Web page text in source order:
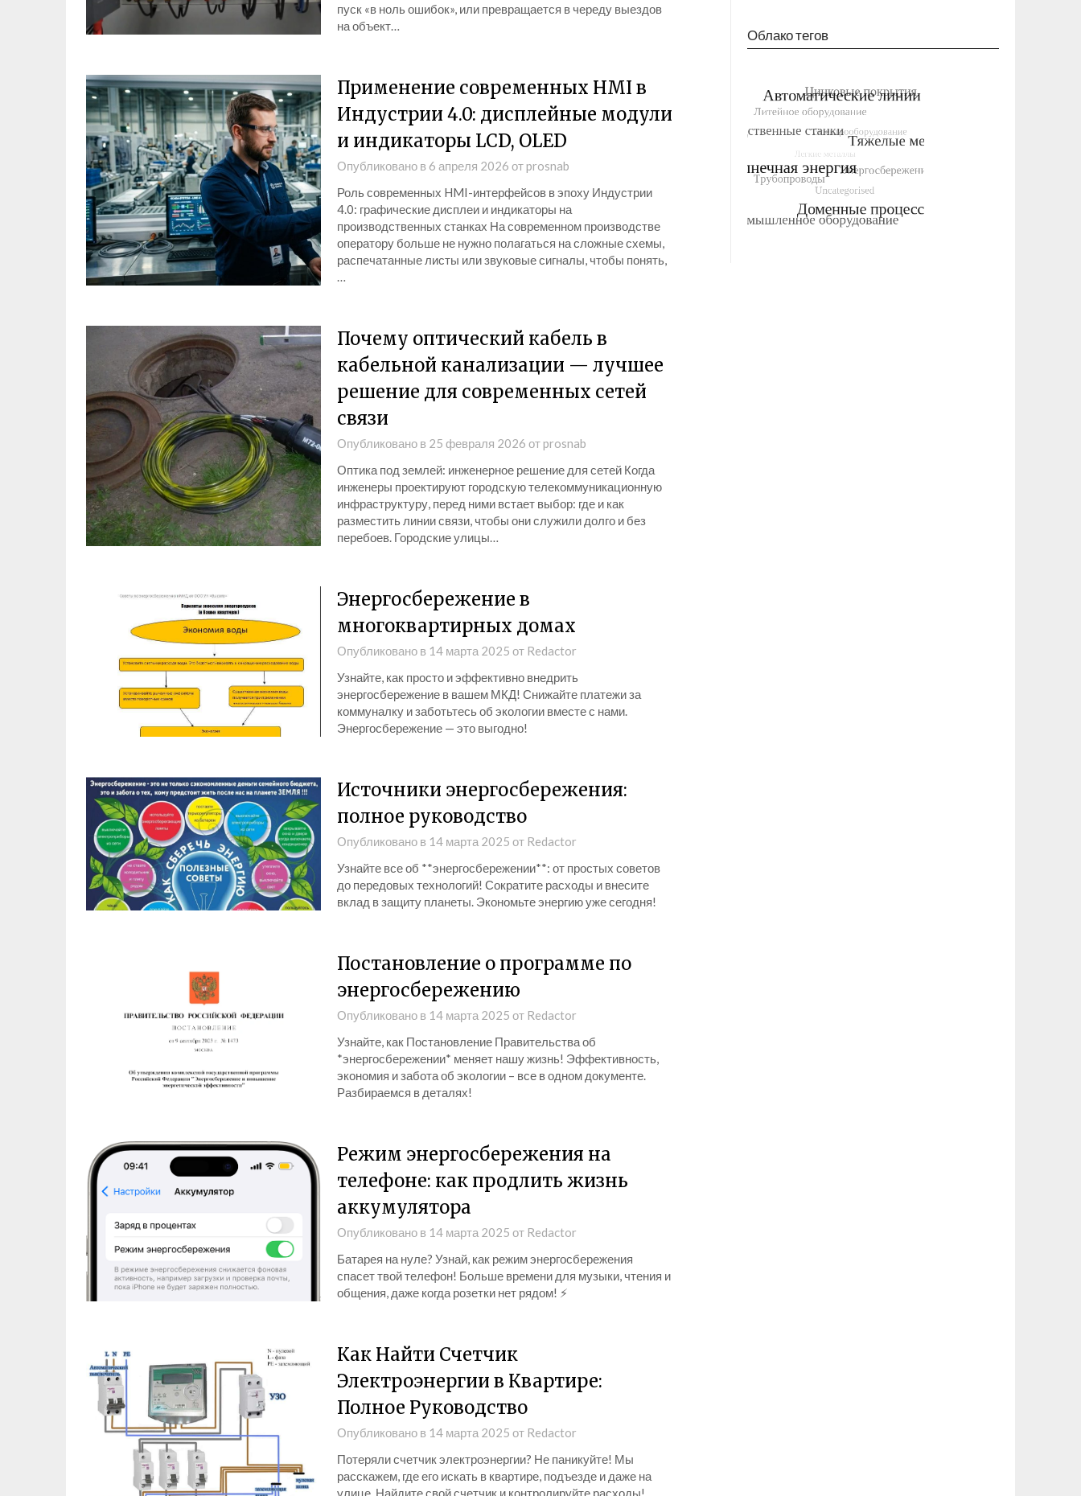
пуск «в ноль ошибок», или превращается в череду выездов
на объект…
Применение современных HMI в
Индустрии 4.0: дисплейные модули
и индикаторы LCD, OLED
Опубликовано в 6 апреля 2026 отprosnab
Роль современных HMI-интерфейсов в эпоху Индустрии
4.0: графические дисплеи и индикаторы на
производственных станках На современном производстве
оператору больше не нужно полагаться на сложные схемы,
распечатанные листы или звуковые сигналы, чтобы понять,
…
Почему оптический кабель в
кабельной канализации — лучшее
решение для современных сетей
связи
Опубликовано в 25 февраля 2026 отprosnab
Оптика под землей: инженерное решение для сетей Когда
инженеры проектируют городскую телекоммуникационную
инфраструктуру, перед ними встает выбор: где и как
разместить линии связи, чтобы они служили долго и без
перебоев. Городские улицы…
Энергосбережение в
многоквартирных домах
Опубликовано в 14 марта 2025 от Redactor
Узнайте, как просто и эффективно внедрить
энергосбережение в вашем МКД! Снижайте платежи за
коммуналку и заботьтесь об экологии вместе с нами.
Энергосбережение — это выгодно!
Источники энергосбережения:
полное руководство
Опубликовано в 14 марта 2025 от Redactor
Узнайте все об **энергосбережении**: от простых советов
до передовых технологий! Сократите расходы и внесите
вклад в защиту планеты. Экономьте энергию уже сегодня!
Постановление о программе по
энергосбережению
Опубликовано в 14 марта 2025 от Redactor
Узнайте, как Постановление Правительства об
*энергосбережении* меняет нашу жизнь! Эффективность,
экономия и забота об экологии – все в одном документе.
Разбираемся в деталях!
Режим энергосбережения на
телефоне: как продлить жизнь
аккумулятора
Опубликовано в 14 марта 2025 от Redactor
Батарея на нуле? Узнай, как режим энергосбережения
спасет твой телефон! Больше времени для музыки, чтения и
общения, даже когда розетки нет рядом! ⚡
Как Найти Счетчик
Электроэнергии в Квартире:
Полное Руководство
Опубликовано в 14 марта 2025 от Redactor
Потеряли счетчик электроэнергии? Не паникуйте! Мы
расскажем, где его искать в квартире, подъезде и даже на
улице. Найдите свой счетчик и контролируйте расходы!
Облако тегов